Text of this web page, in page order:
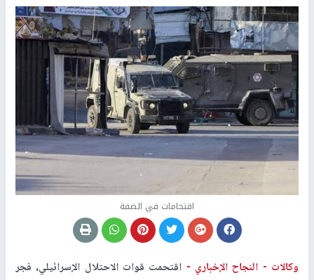
اقتحامات في الضفة
وكالات - النجاح الإخباري - اقتحمت قوات الاحتلال الإسرائيلي، فجر